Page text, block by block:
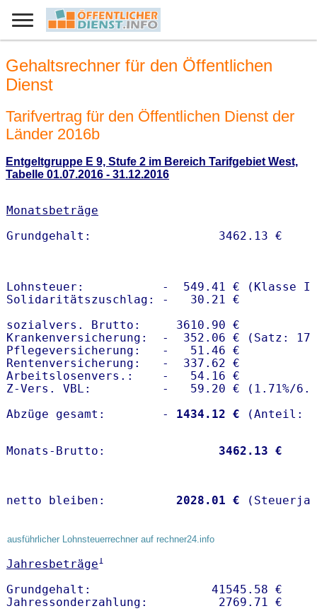
Gehaltsrechner für den Öffentlichen
Dienst
Tarifvertrag für den Öffentlichen Dienst der
Länder 2016b
Entgeltgruppe E 9, Stufe 2 im Bereich Tarifgebiet West,
Tabelle 01.07.2016 - 31.12.2016
Monatsbeträge
Lohnsteuer:           -  549.41 € (Klasse I)
Solidaritätszuschlag: -   30.21 €
sozialvers. Brutto:     3610.90 €
Krankenversicherung:  -  352.06 € (Satz:
Pflegeversicherung:   -   51.46 €
Rentenversicherung:   -  337.62 €
Arbeitslosenvers.:    -   54.16 €
Z-Vers. VBL:          -   59.20 € ( 1.71%/
Abzüge gesamt:        -
1434.12 €
Monats-Brutto: 3462.13 €
netto bleiben: 2028.01 €
ausführlicher Lohnsteuerrechner auf rechner24.info
Jahresbeträge1
Grundgehalt:                 41545.58 €